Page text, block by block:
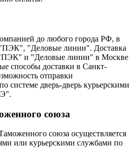
до любого города РФ, в
"Деловые линии". Доставка
и "Деловые линии" в Москве
способы доставки в Санкт-
отправки
системе дверь-дверь курьерскими
союза
союза осуществляется
или курьерскими службами по